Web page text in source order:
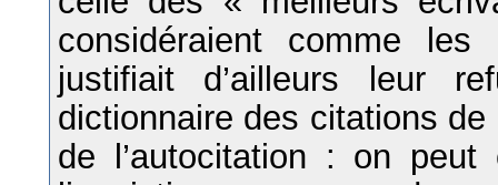
considéraient comme les
justifiait d’ailleurs leur
dictionnaire des citations
de l’autocitation : on peut